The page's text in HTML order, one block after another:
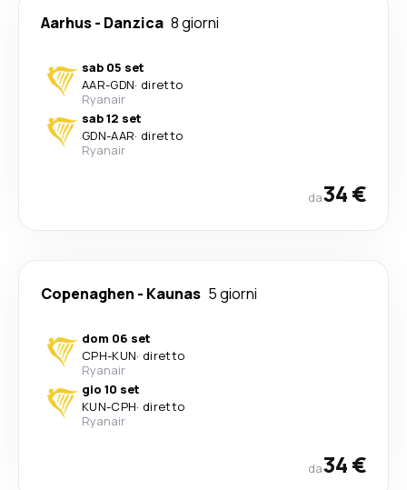
Aarhus- Danzica 8 giorni
sab 05 set
AAR-GDN· diretto
Ryanair
sab 12 set
GDN-AAR· diretto
Ryanair
da34 €
Copenaghen - Kaunas 5 giorni
dom 06 set
CPH-KUN· diretto
Ryanair
gio 10 set
KUN-CPH· diretto
Ryanair
da34 €